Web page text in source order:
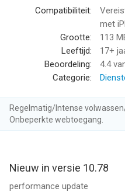
You can choose many
password, 9 dots lock, or
• Best Organization
and Docs.
You can create locked
each categories.
iSafe can play almost all
anymore.
Compatibiliteit:
met
Grootte:
113
Leeftijd:
17+
Beoordeling:
4.4
Categorie:
Regelmatig/Intense
Onbeperkte webtoegang.
Nieuw in versie 10.78
performance update